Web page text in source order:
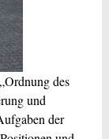
des
und
der